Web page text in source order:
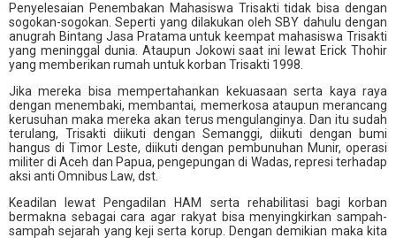
Penyelesaian Penembakan Mahasiswa Trisakti tidak bisa dengan
sogokan-sogokan. Seperti yang dilakukan oleh SBY dahulu dengan
anugrah Bintang Jasa Pratama untuk keempat mahasiswa Trisakti
yang meninggal dunia. Ataupun Jokowi saat ini lewat Erick Thohir
yang memberikan rumah untuk korban Trisakti 1998.
Jika mereka bisa mempertahankan kekuasaan serta kaya raya
dengan menembaki, membantai, memerkosa ataupun merancang
kerusuhan maka mereka akan terus mengulanginya. Dan itu sudah
terulang, Trisakti diikuti dengan Semanggi, diikuti dengan bumi
hangus di Timor Leste, diikuti dengan pembunuhan Munir, operasi
militer di Aceh dan Papua, pengepungan di Wadas, represi terhadap
aksi anti Omnibus Law, dst.
Keadilan lewat Pengadilan HAM serta rehabilitasi bagi korban
bermakna sebagai cara agar rakyat bisa menyingkirkan sampah-
sampah sejarah yang keji serta korup. Dengan demikian maka kita